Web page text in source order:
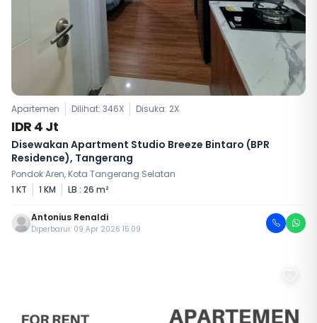
Apartemen Dilihat: 346X Disuka: 2X
IDR 4 Jt
Disewakan Apartment Studio Breeze Bintaro (BPR
Residence), Tangerang
Pondok Aren, Kota Tangerang Selatan
1 KT
1 KM LB : 26 m²
Antonius Renaldi
Diperbarui: 09 Apr 2026 15:09